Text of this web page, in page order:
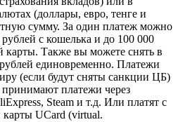
(доллары, евро, тенге и
сумму. За один платеж можно
с кошелька и до 100 000
карты. Также вы можете снять в
единовременно. Платежи
(если будут сняты санкции ЦБ)
принимают платежи через
Steam и т.д. Или платят с
UCard (virtual.